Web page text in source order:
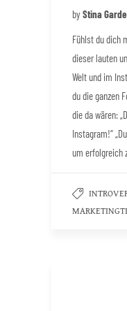
by Stina
Fühlst du dich
dieser lauten
Welt und im
du die ganzen
die da wären:
Instagram!“
um erfolgreich